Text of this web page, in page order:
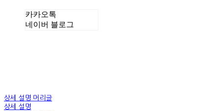
카카오톡
네이버 블로그
상세 설명 머리글
상세 설명